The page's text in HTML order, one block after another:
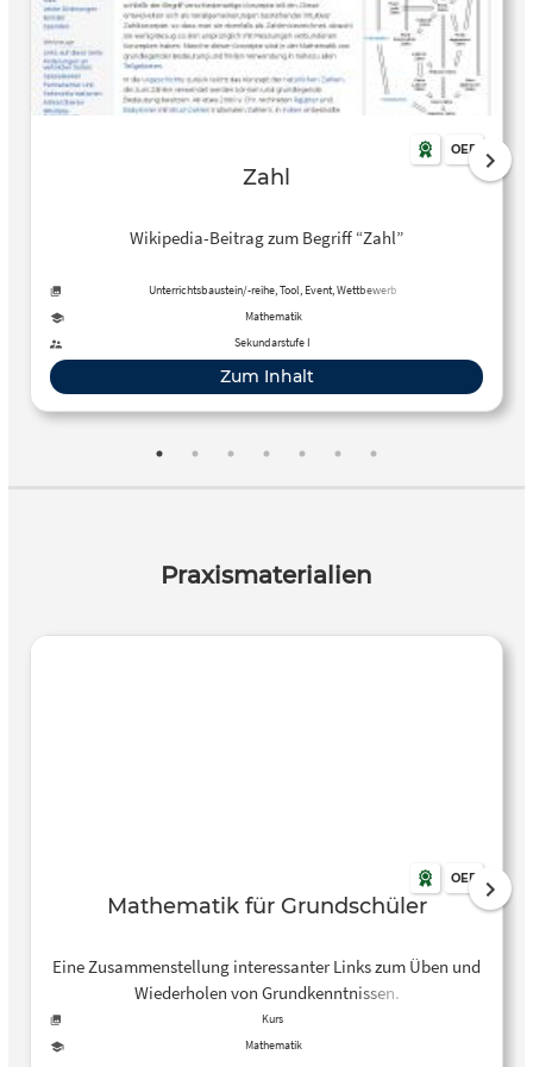
OER
Zahl
Wikipedia-Beitrag zum Begriff “Zahl”
Unterrichtsbaustein/-reihe, Tool, Event, Wettbewerb
Mathematik
Sekundarstufe I
Zum Inhalt
Praxismaterialien
OER
Mathematik für Grundschüler
Eine Zusammenstellung interessanter Links zum Üben und
Wiederholen von Grundkenntnissen.
Kurs
Mathematik